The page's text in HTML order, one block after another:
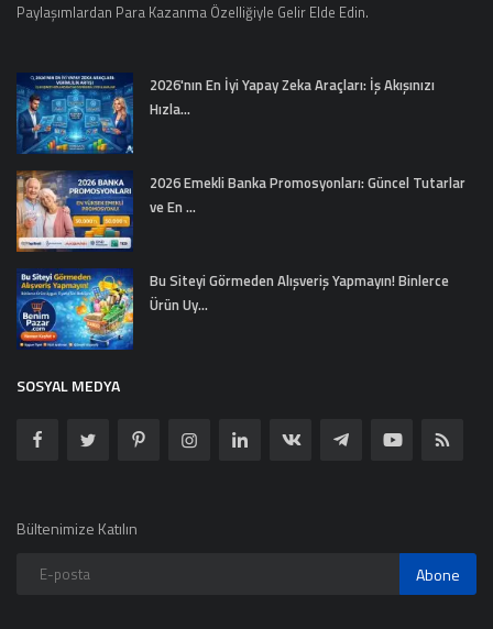
Paylaşımlardan Para Kazanma Özelliğiyle Gelir Elde Edin.
2026'nın En İyi Yapay Zeka Araçları: İş Akışınızı
Hızla...
2026 Emekli Banka Promosyonları: Güncel Tutarlar
ve En ...
Bu Siteyi Görmeden Alışveriş Yapmayın! Binlerce
Ürün Uy...
SOSYAL MEDYA
Bültenimize Katılın
Abone